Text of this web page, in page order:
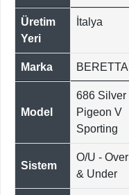
Üretim
Yeri
İtalya
Marka BERETTA
Model
686 Silver
Pigeon V
Sporting
Sistem
O/U - Over
& Under